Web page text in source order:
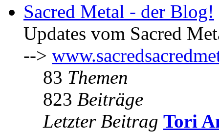
Sacred Metal - der Blog!
Updates vom Sacred
-->
83 Themen
823 Beiträge
Letzter Beitrag Tori